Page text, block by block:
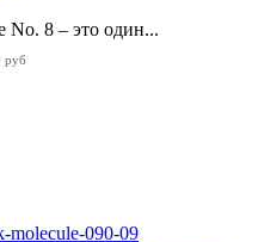
No. 8 – это один...
руб